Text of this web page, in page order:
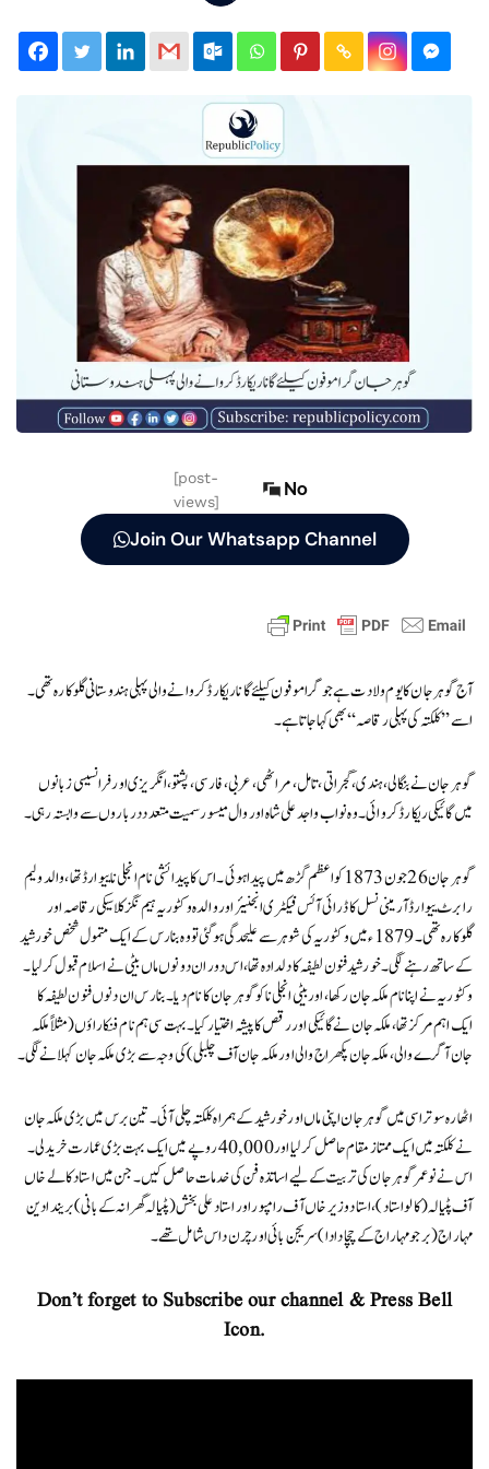
[post-
views]
No
Join Our Whatsapp Channel
آج گوہر جان کا یوم ولادت ہے جو گراموفون کیلئے گانا ریکارڈ کروانے والی پہلی ہندوستانی گلوکارہ تھی۔
اسے ’’کلکتہ کی پہلی رقاصہ‘‘ بھی کہا جاتا ہے۔
گوہر جان نے بنگالی،ہندی،گجراتی، تامل، مراٹھی، عربی، فارسی، پشتو، انگریزی اور فرانسیسی زبانوں
میں گائیکی ریکارڈ کروائی۔ وہ نواب واجد علی شاہ اور وال میسور سمیت متعدد درباروں سے وابستہ رہی۔
گوہر جان 26 جون 1873 کو اعظم گڑھ میں پیدا ہوئی۔ اس کا پیدائشی نام انجلی نا ییوارڈ تھا، والد ولیم
رابرٹ ییوارڈ آرمینی نسل کا ڈرائی آئس فیکٹری انجنیئر اور والدہ وکٹوریہ ہیم نگز کلاسیکی رقاصہ اور
گلوکارہ تھی۔ 1879ء میں وکٹوریہ کی شوہر سے علیحدگی ہوگئی تو وہ بنارس کے ایک متمول شخص خورشید
کے ساتھ رہنے لگی۔ خورشید فنون لطیفہ کا دلدادہ تھا، اس دوران دونوں ماں بیٹی نے اسلام قبول کر لیا۔
وکٹوریہ نے اپنا نام ملکہ جان رکھا، اور بیٹی انجلی نا کو گوہر جان کا نام دیا۔ بنارس ان دنوں فنون لطیفہ کا
ایک اہم مرکز تھا، ملکہ جان نے گائیکی اور رقص کا پیشہ اختیار کیا۔ بہت سی ہم نام فنکاراؤں (مثلاً ملکہ
جان آگرے والی، ملکہ جان پکھراج والی اور ملکہ جان آف چلبلی) کی وجہ سے بڑی ملکہ جان کہلانے لگی۔
اٹھارہ سو تراسی میں گوہر جان اپنی ماں اور خورشید کے ہمراہ کلکتہ چلی آئی۔ تین برس میں بڑی ملکہ جان
نے کلکتہ میں ایک ممتاز مقام حاصل کر لیا اور 40,000 روپے میں ایک بہت بڑی عمارت خریدلی۔
اس نے نوعمر گوہر جان کی تربیت کے لیے اساتذہ فن کی خدمات حاصل کیں۔ جن میں استاد کالے خاں
آف پٹیالہ(کالو استاد)، استاد وزیر خاں آف رامپور اور استاد علی بخش (پٹیالہ گھرانہ کے بانی) بریندادین
مہاراج (برجو مہاراج کے چچا دادا) سریجن بائی اور چرن داس شامل تھے۔
Don’t forget to Subscribe our channel & Press Bell
Icon.